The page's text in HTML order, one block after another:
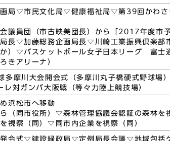
局▽市民文化局▽健康福祉局▽第39回かわさ
議員団（市古映美団長）から「2017年度市
長▽加藤総務企画局長▽川崎工業振興倶楽部
）▽バスケットボール女子日本リーグ 富士
きアリーナ）
多摩川大会開会式（多摩川丸子橋硬式野球場
対ガンバ大阪戦（等々力陸上競技場）
浜松市へ移動
（同市役所）▽森林管理協議会認証の森林
視察（同）▽同市内企業を視察（同）
発令式▽建設緑政局▽定例局長会議▽地域包括